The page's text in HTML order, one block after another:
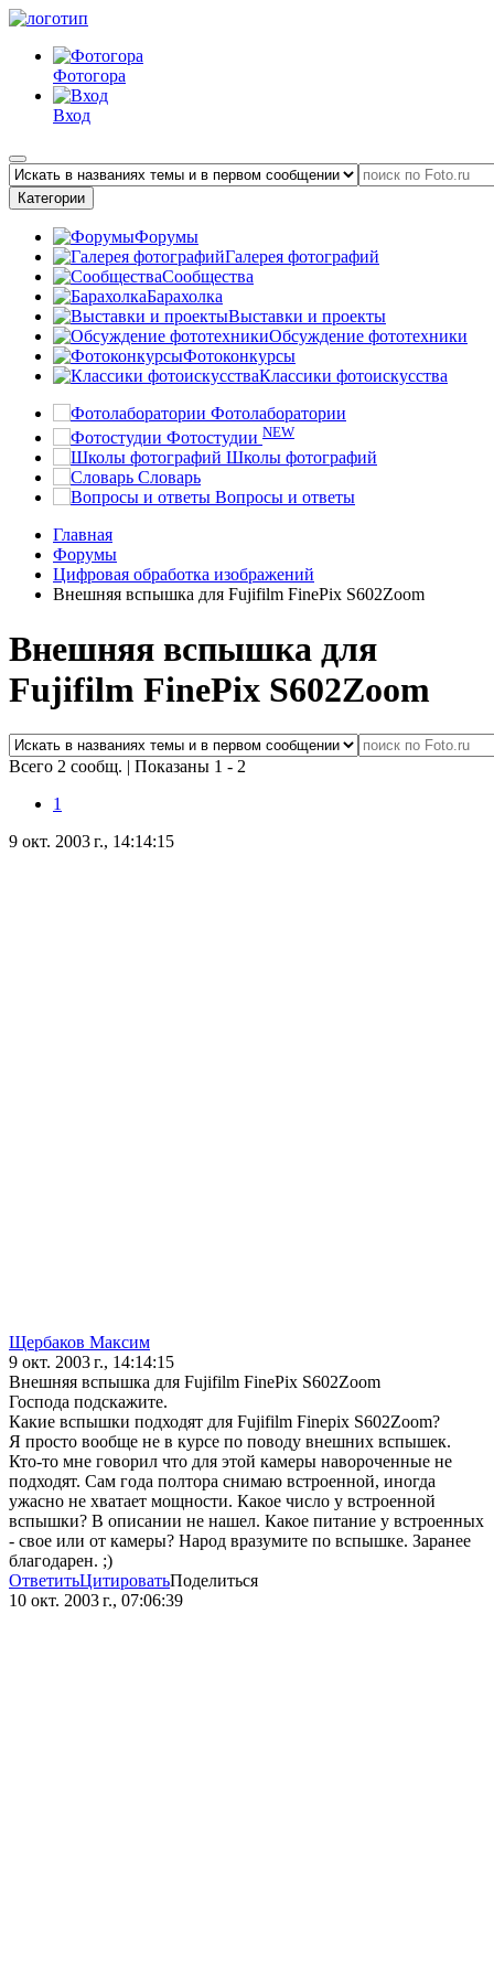
Фотогора
Вход
Категории
Форумы
Галерея фотографий
Сообщества
Барахолка
Выставки и проекты
Обсуждение фототехники
Фотоконкурсы
Классики фотоискусства
Фотолаборатории
Фотостудии NEW
Школы фотографий
Словарь
Вопросы и ответы
Главная
Форумы
Цифровая обработка изображений
Внешняя вспышка для Fujifilm FinePix S602Zoom
Внешняя вспышка для
Fujifilm FinePix S602Zoom
Всего 2 сообщ. | Показаны 1 - 2
1
9 окт. 2003 г., 14:14:15
Щербаков Максим
9 окт. 2003 г., 14:14:15
Внешняя вспышка для Fujifilm FinePix S602Zoom
Господа подскажите.
Какие вспышки подходят для Fujifilm Finepix S602Zoom?
Я просто вообще не в курсе по поводу внешних вспышек.
Кто-то мне говорил что для этой камеры навороченные не
подходят. Сам года полтора снимаю встроенной, иногда
ужасно не хватает мощности. Какое число у встроенной
вспышки? В описании не нашел. Какое питание у встроенных
- свое или от камеры? Народ вразумите по вспышке. Заранее
благодарен. ;)
ОтветитьЦитироватьПоделиться
10 окт. 2003 г., 07:06:39